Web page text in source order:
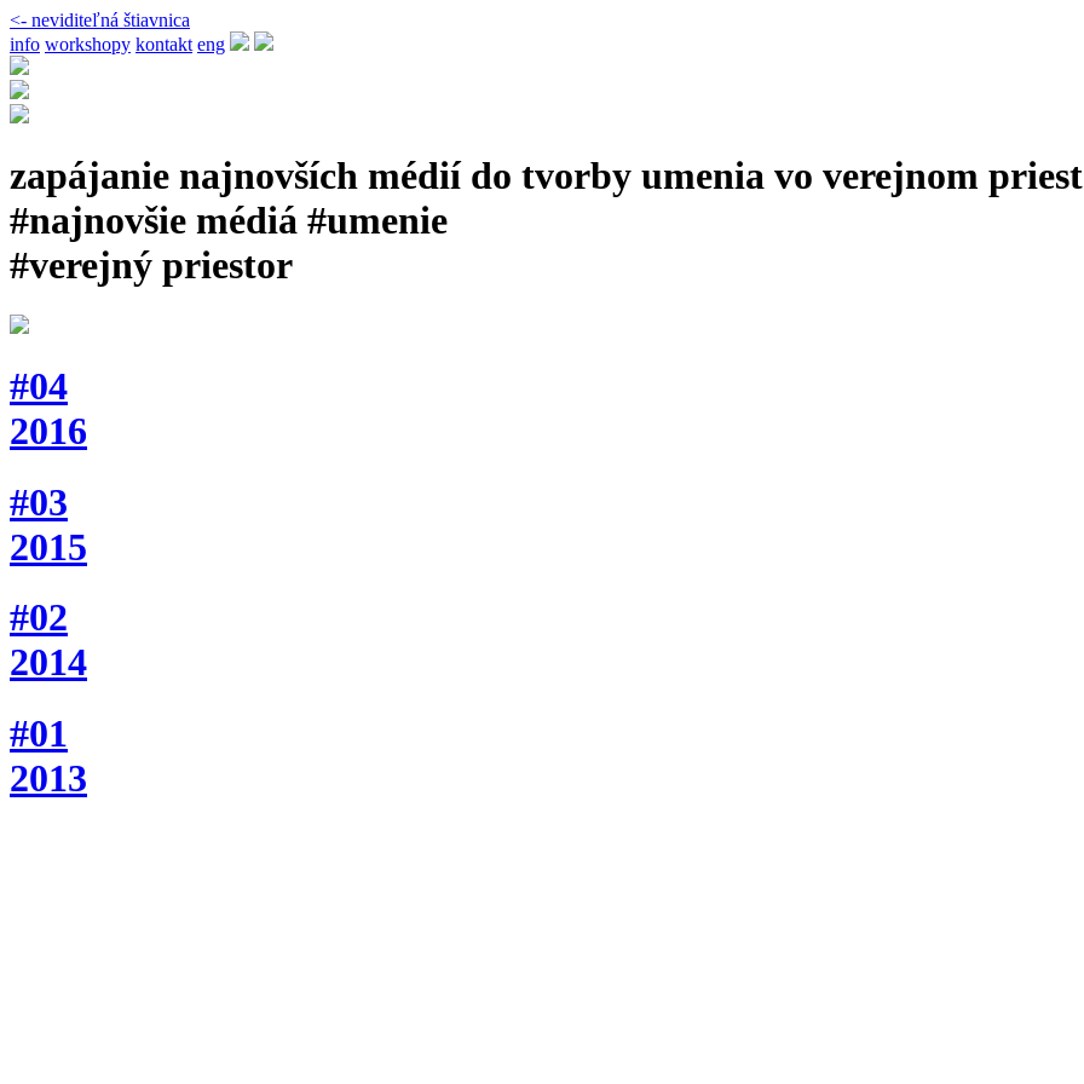
<- neviditeľná štiavnica
info workshopy kontakt eng
zapájanie najnovších médií do tvorby umenia vo verejnom
#najnovšie médiá #umenie
#verejný priestor
#04
2016
#03
2015
#02
2014
#01
2013